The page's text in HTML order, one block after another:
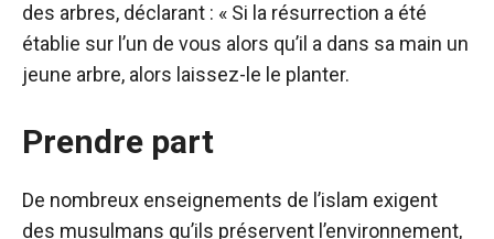
des arbres, déclarant : « Si la résurrection a été
établie sur l’un de vous alors qu’il a dans sa main un
jeune arbre, alors laissez-le le planter.
Prendre part
De nombreux enseignements de l’islam exigent
des musulmans qu’ils préservent l’environnement,